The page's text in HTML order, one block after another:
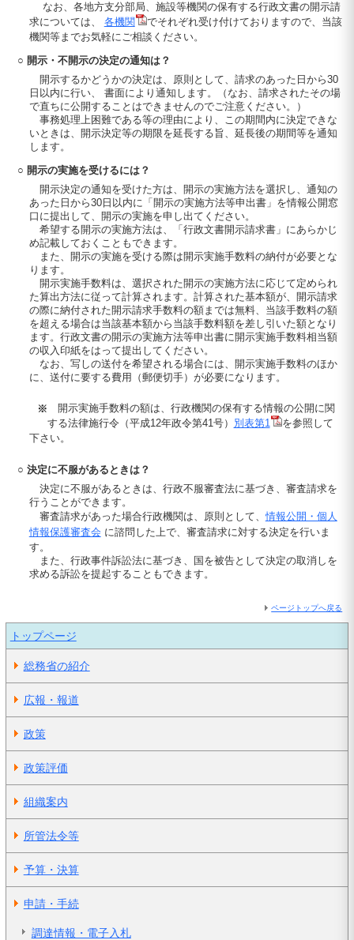
なお、各地方支分部局、施設等機関の保有する行政文書の開示請
求については、 各機関
でそれぞれ受け付けておりますので、当該
機関等までお気軽にご相談ください。
○ 開示・不開示の決定の通知は？
開示するかどうかの決定は、原則として、請求のあった日から30
日以内に行い、 書面により通知します。（なお、請求されたその場
で直ちに公開することはできませんのでご注意ください。）
事務処理上困難である等の理由により、この期間内に決定できな
いときは、開示決定等の期限を延長する旨、延長後の期間等を通知
します。
○ 開示の実施を受けるには？
開示決定の通知を受けた方は、開示の実施方法を選択し、通知の
あった日から30日以内に「開示の実施方法等申出書」を情報公開窓
口に提出して、開示の実施を申し出てください。
希望する開示の実施方法は、「行政文書開示請求書」にあらかじ
め記載しておくこともできます。
また、開示の実施を受ける際は開示実施手数料の納付が必要とな
ります。
開示実施手数料は、選択された開示の実施方法に応じて定められ
た算出方法に従って計算されます。計算された基本額が、開示請求
の際に納付された開示請求手数料の額までは無料、当該手数料の額
を超える場合は当該基本額から当該手数料額を差し引いた額となり
ます。行政文書の開示の実施方法等申出書に開示実施手数料相当額
の収入印紙をはって提出してください。
なお、写しの送付を希望される場合には、開示実施手数料のほか
に、送付に要する費用（郵便切手）が必要になります。
※ 開示実施手数料の額は、行政機関の保有する情報の公開に関
する法律施行令（平成12年政令第41号） 別表第1
を参照して
下さい。
○ 決定に不服があるときは？
決定に不服があるときは、行政不服審査法に基づき、審査請求を
行うことができます。
審査請求があった場合行政機関は、原則として、情報公開・個人
情報保護審査会 に諮問した上で、審査請求に対する決定を行いま
す。
また、行政事件訴訟法に基づき、国を被告として決定の取消しを
求める訴訟を提起することもできます。
ページトップへ戻る
トップページ
総務省の紹介
広報・報道
政策
政策評価
組織案内
所管法令等
予算・決算
申請・手続
調達情報・電子入札